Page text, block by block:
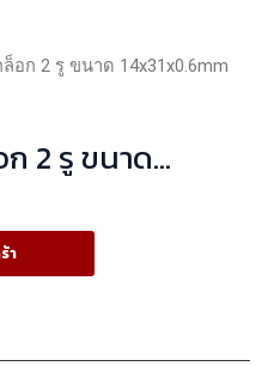
อก 2 รู ขนาด 14x31x0.6mm
2 รู ขนาด
า